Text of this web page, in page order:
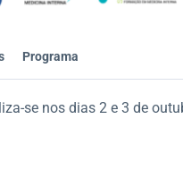
Programa
se nos dias 2 e 3 de